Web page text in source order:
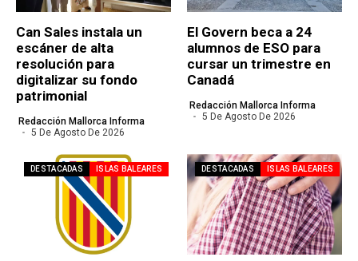
Can Sales instala un
escáner de alta
resolución para
digitalizar su fondo
patrimonial
Redacción Mallorca Informa
5 De Agosto De 2026
El Govern beca a 24
alumnos de ESO para
cursar un trimestre en
Canadá
Redacción Mallorca Informa
5 De Agosto De 2026
DESTACADAS ISLAS BALEARES DESTACADAS ISLAS BALEARES